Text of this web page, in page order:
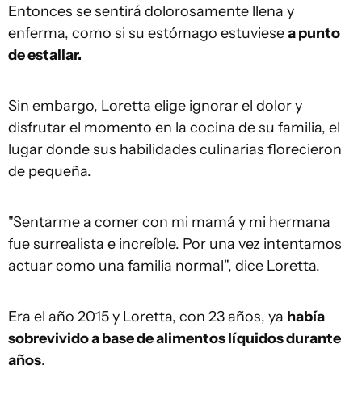
Entonces se sentirá dolorosamente llena y
enferma, como si su estómago estuviesea punto
de estallar.
Sin embargo, Loretta elige ignorar el dolor y
disfrutar el momento en la cocina de su familia, el
lugar donde sus habilidades culinarias florecieron
de pequeña.
"Sentarme a comer con mi mamá y mi hermana
fue surrealista e increíble. Por una vez intentamos
actuar como una familia normal", dice Loretta.
Era el año 2015 y Loretta, con 23 años, ya había
sobrevivido a base de alimentos líquidos durante
años.